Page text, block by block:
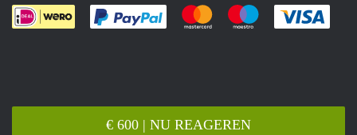
€ 600 | NU REAGEREN
Je rekent gemakkelijk af met Paypal
Je rekent gemakkelijk af met
Je rekent